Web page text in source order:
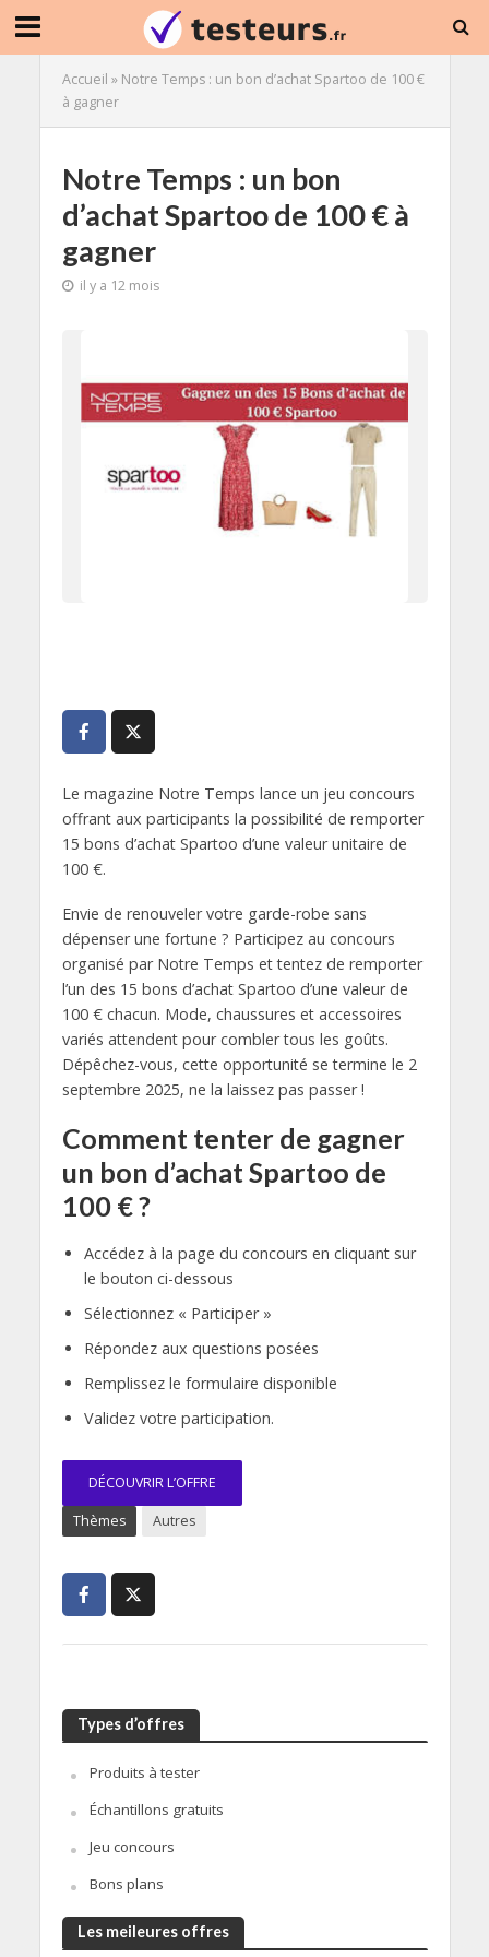
Accueil » Notre Temps : un bon d’achat Spartoo de 100 €
à gagner
Notre Temps : un bon
d’achat Spartoo de 100 € à
gagner
il y a 12 mois
Le magazine Notre Temps lance un jeu concours
offrant aux participants la possibilité de remporter
15 bons d’achat Spartoo d’une valeur unitaire de
100 €.
Envie de renouveler votre garde-robe sans
dépenser une fortune ? Participez au concours
organisé par Notre Temps et tentez de remporter
l’un des 15 bons d’achat Spartoo d’une valeur de
100 € chacun. Mode, chaussures et accessoires
variés attendent pour combler tous les goûts.
Dépêchez-vous, cette opportunité se termine le 2
septembre 2025, ne la laissez pas passer !
Comment tenter de gagner
un bon d’achat Spartoo de
100 € ?
Accédez à la page du concours en cliquant sur
le bouton ci-dessous
Sélectionnez « Participer »
Répondez aux questions posées
Remplissez le formulaire disponible
Validez votre participation.
DÉCOUVRIR L’OFFRE
Thèmes Autres
Types d’offres
Produits à tester
Échantillons gratuits
Jeu concours
Bons plans
Les meileures offres